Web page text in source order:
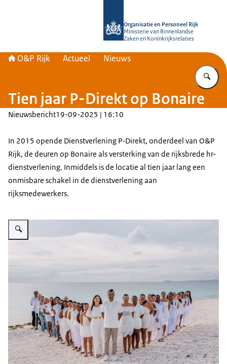
Organisatie en Personeel Rijk
Ministerie van Binnenlandse
Zaken en Koninkrijksrelaties
O&P Rijk Actueel Nieuws
Tien jaar P-Direkt op Bonaire
Nieuwsbericht19-09-2025 | 16:10
In 2015 opende Dienstverlening P-Direkt, onderdeel van O&P
Rijk, de deuren op Bonaire als versterking van de rijksbrede hr-
dienstverlening. Inmiddels is de locatie al tien jaar lang een
onmisbare schakel in de dienstverlening aan
rijksmedewerkers.
Vergroot afbeelding Medewerkers op Bonaire P-Direkt